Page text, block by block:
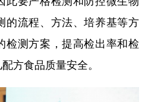
的流程、方法、培养基等方
检测方案，提高检出率和检
方食品质量安全。